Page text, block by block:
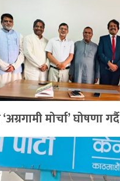
मोर्चा’ घोषणा गर्दै